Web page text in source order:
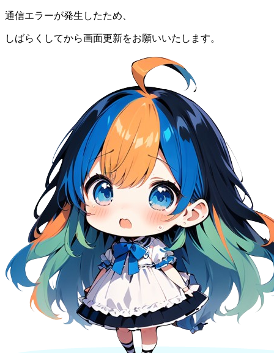
通信エラーが発生したため、
しばらくしてから画面更新をお願いいたします。